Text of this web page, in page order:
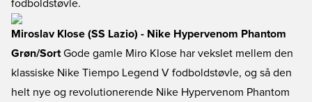
fodboldstøvle.
Miroslav Klose (SS Lazio) - Nike Hypervenom Phantom
Grøn/Sort Gode gamle Miro Klose har vekslet mellem den
klassiske Nike Tiempo Legend V fodboldstøvle, og så den
helt nye og revolutionerende Nike Hypervenom Phantom